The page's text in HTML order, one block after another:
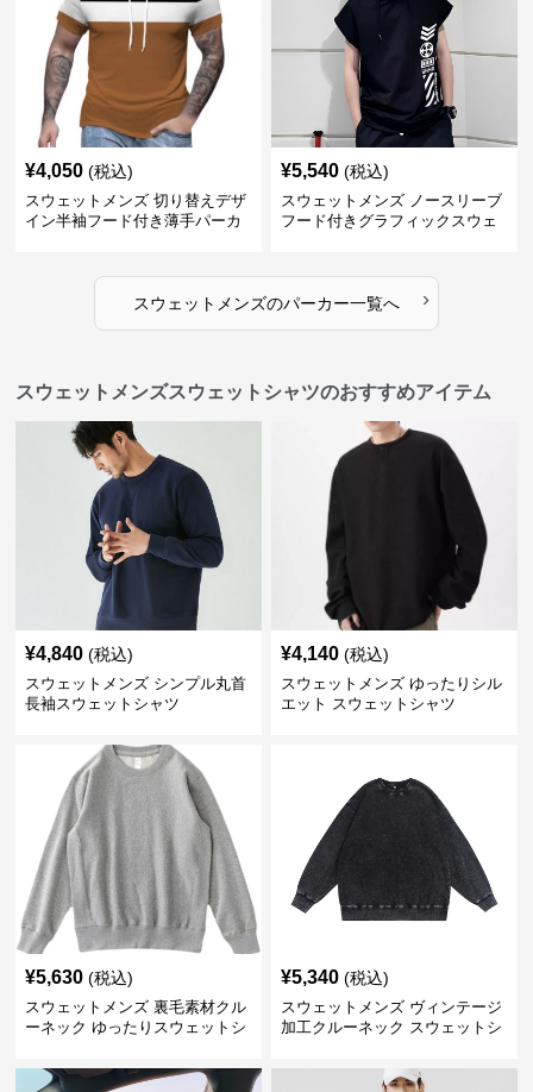
¥4,050 (税込)
スウェットメンズ 切り替えデザ
イン半袖フード付き薄手パーカ
¥5,540 (税込)
スウェットメンズ ノースリーブ
フード付きグラフィックスウェ
スウェットメンズのパーカー一覧へ ›
スウェットメンズスウェットシャツのおすすめアイテム
¥4,840 (税込)
スウェットメンズ シンプル丸首
長袖スウェットシャツ
¥4,140 (税込)
スウェットメンズ ゆったりシル
エット スウェットシャツ
¥5,630 (税込)
スウェットメンズ 裏毛素材クル
ーネック ゆったりスウェットシ
¥5,340 (税込)
スウェットメンズ ヴィンテージ
加工クルーネック スウェットシ